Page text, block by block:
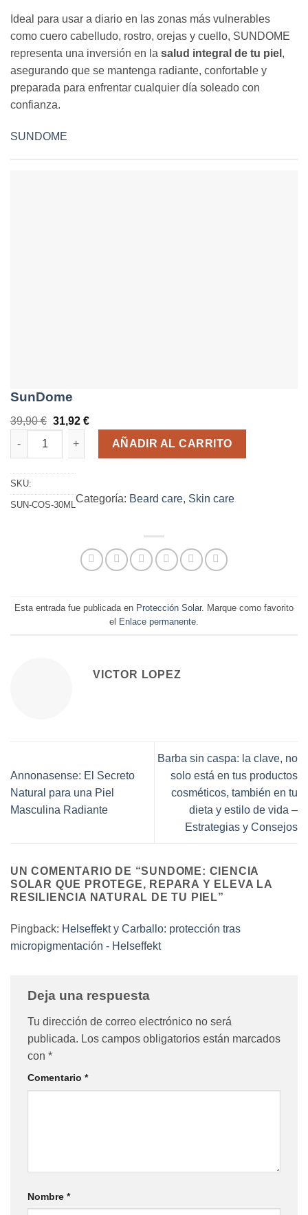
Ideal para usar a diario en las zonas más vulnerables
como cuero cabelludo, rostro, orejas y cuello, SUNDOME
representa una inversión en la salud integral de tu piel ,
asegurando que se mantenga radiante, confortable y
preparada para enfrentar cualquier día soleado con
confianza.
SUNDOME
SunDome
39,90€ E
r
c
g
9
,
9
€
31,92 €E
c
a
c
u
2
€
AÑADIR AL CARRITO
SKU:
SUN-COS-30ML
Categoría: Beard care, Skin care
Esta entrada fue publicada en Protección Solar. Marque como favorito
el Enlace permanente.
VICTOR LOPEZ
Annonasense: El Secreto
Natural para una Piel
Masculina Radiante
Barba sin caspa: la clave, no
solo está en tus productos
cosméticos, también en tu
dieta y estilo de vida –
Estrategias y Consejos
UN COMENTARIO DE “SUNDOME: CIENCIA
SOLAR QUE PROTEGE, REPARA Y ELEVA LA
RESILIENCIA NATURAL DE TU PIEL”
Pingback: Helseffekt y Carballo: protección tras
micropigmentación - Helseffekt
Deja una respuesta
Tu dirección de correo electrónico no será
publicada. Los campos obligatorios están marcados
con *
Comentario *
Nombre *